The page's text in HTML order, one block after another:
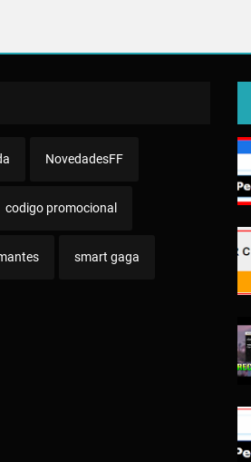
NovedadesFF
codigo promocional
smart gaga